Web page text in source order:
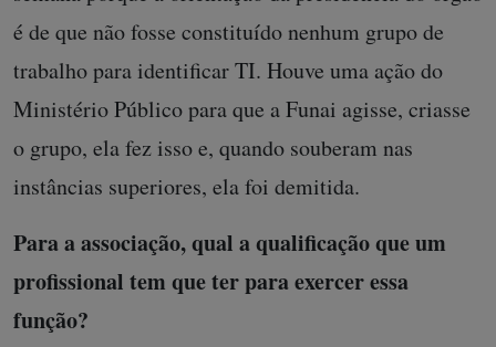
é de que não fosse constituído nenhum grupo de
trabalho para identificar TI. Houve uma ação do
Ministério Público para que a Funai agisse, criasse
o grupo, ela fez isso e, quando souberam nas
instâncias superiores, ela foi demitida.
Para a associação, qual a qualificação que um
profissional tem que ter para exercer essa
função?